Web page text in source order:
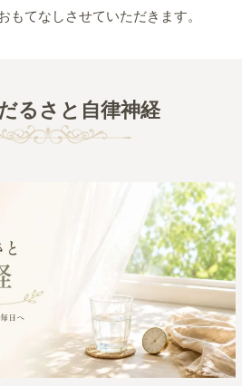
もてなしさせていただきます。
るさと自律神経